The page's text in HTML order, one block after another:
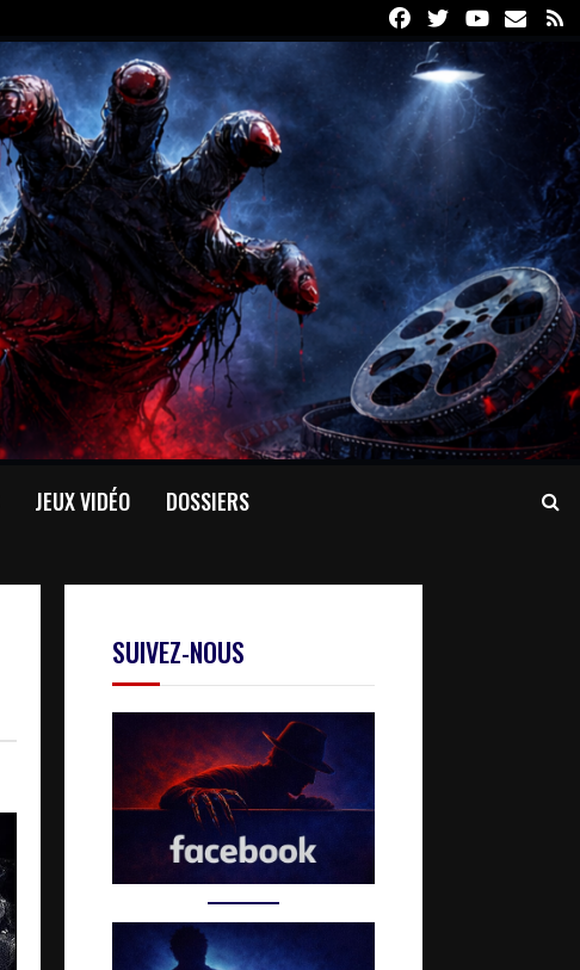
FacebookTwitterYoutube
Email
JEUX VIDÉO DOSSIERS
SUIVEZ-NOUS